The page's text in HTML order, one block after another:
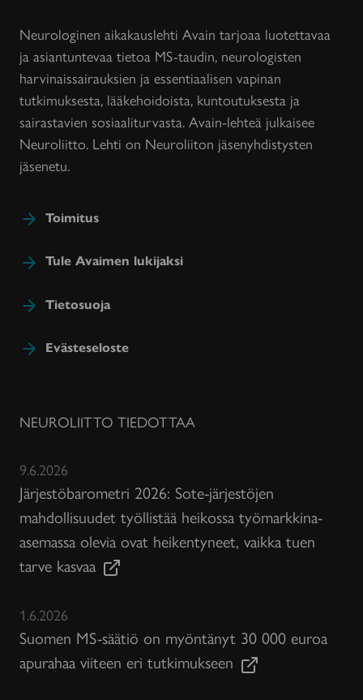
Neurologinen aikakauslehti Avain tarjoaa luotettavaa
ja asiantuntevaa tietoa MS-taudin, neurologisten
harvinaissairauksien ja essentiaalisen vapinan
tutkimuksesta, lääkehoidoista, kuntoutuksesta ja
sairastavien sosiaaliturvasta. Avain-lehteä julkaisee
Neuroliitto. Lehti on Neuroliiton jäsenyhdistysten
jäsenetu.
Toimitus
Tule Avaimen lukijaksi
Tietosuoja
Evästeseloste
NEUROLIITTO TIEDOTTAA
9.6.2026
Järjestöbarometri 2026: Sote-järjestöjen
mahdollisuudet työllistää heikossa työmarkkina-
asemassa olevia ovat heikentyneet, vaikka tuen
tarve kasvaa
1.6.2026
Suomen MS-säätiö on myöntänyt 30 000 euroa
apurahaa viiteen eri tutkimukseen